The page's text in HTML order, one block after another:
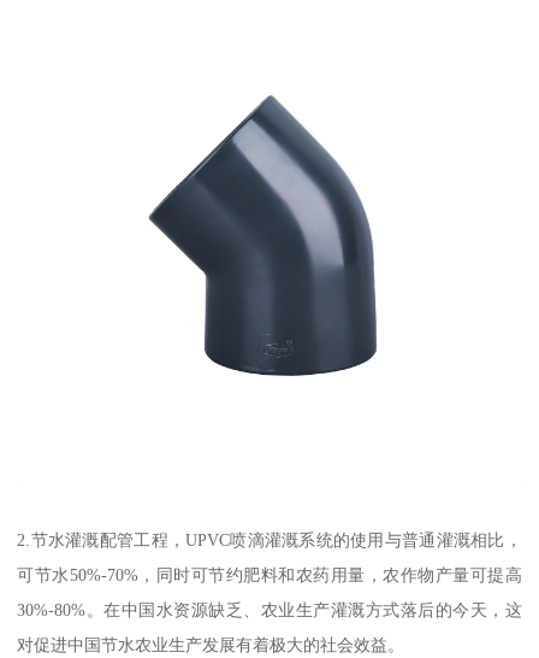
2.节水灌溉配管工程，UPVC喷滴灌溉系统的使用与普通灌溉相比，
可节水50%-70%，同时可节约肥料和农药用量，农作物产量可提高
30%-80%。在中国水资源缺乏、农业生产灌溉方式落后的今天，这
对促进中国节水农业生产发展有着极大的社会效益。